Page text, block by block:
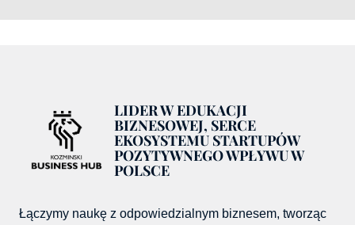
LIDER W EDUKACJI
BIZNESOWEJ, SERCE
EKOSYSTEMU STARTUPÓW
POZYTYWNEGO WPŁYWU W
POLSCE
Łączymy naukę z odpowiedzialnym biznesem, tworząc